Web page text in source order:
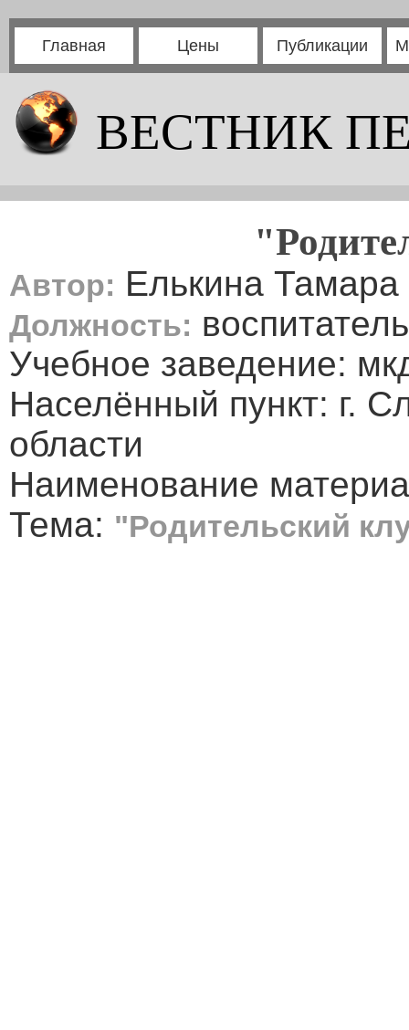
Главная Цены Публикации
ВЕСТНИК
Автор: Елькина
Должность:
Учебное заведение:
Населённый пункт: г.
области
Наименование
Тема: "Родительский